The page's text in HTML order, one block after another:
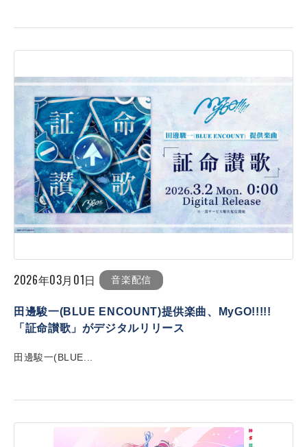
2026年03月01日 音楽配信
田邊駿一(BLUE ENCOUNT)提供楽曲、MyGO!!!!!
「証命讃歌」がデジタルリリース
田邊駿一(BLUE...